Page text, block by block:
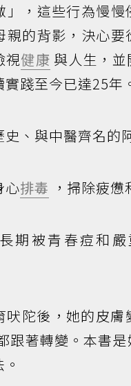
」，這些行為慢慢
親的背影，決心要
視健康 與人生，
踐至今已達25年
、與中醫齊名的
心排毒 ，掃除疲憊
期被青春痘和
吠陀後，她的皮
跟著轉變。本書